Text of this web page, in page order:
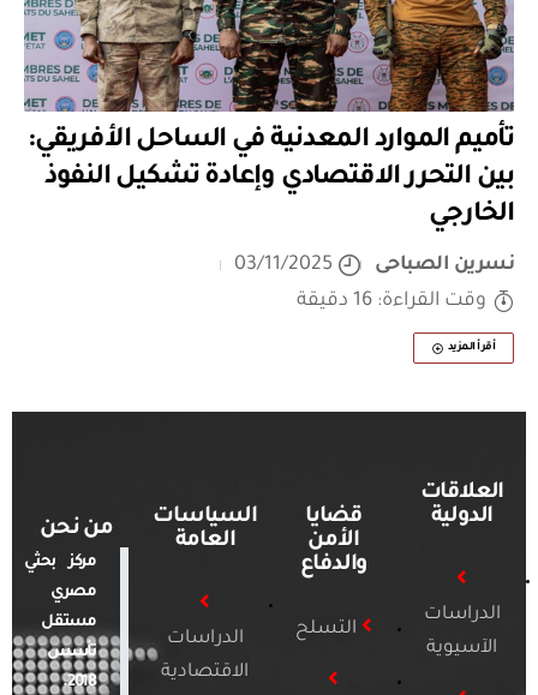
تأميم الموارد المعدنية في الساحل الأفريقي:
بين التحرر الاقتصادي وإعادة تشكيل النفوذ
الخارجي
نسرين الصباحى
03/11/2025
وقت القراءة: 16 دقيقة
أقرأ المزيد
العلاقات
الدولية
الدراسات
الآسيوية
قضايا
الأمن
والدفاع
التسلح
السياسات
العامة
الدراسات
الاقتصادية
من نحن
مركز بحثي
مصري
مستقل
تأسس
2018.